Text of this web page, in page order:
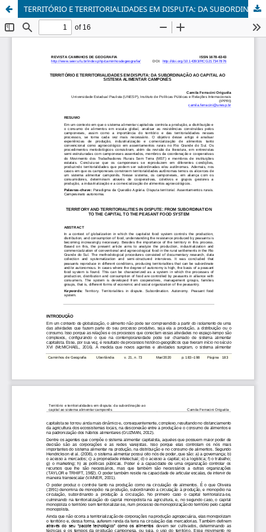
TERRITÓRIO E TERRITORIALIDADES EM DISPUTA: DA SUBORDINAÇÃO AO CAPITAL AO SISTEMA ALIMENTAR CAMPONÊS